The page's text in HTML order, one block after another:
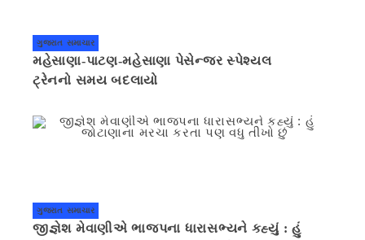
ગુજરાત સમાચાર
મહેસાણા-પાટણ-મહેસાણા પેસેન્જર સ્પેશ્યલ
ટ્રેનનો સમય બદલાયો
ગુજરાત સમાચાર
જીજ્ઞેશ મેવાણીએ ભાજપના ધારાસભ્યને કહ્યું : હું